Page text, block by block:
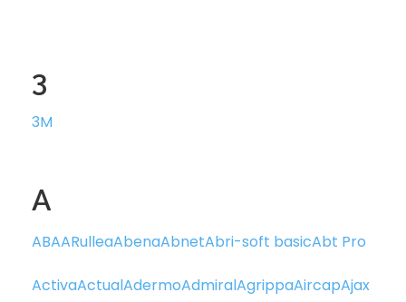
3
3M
A
ABAARulleaAbenaAbnetAbri-soft basicAbt Pro
ActivaActualAdermoAdmiralAgrippaAircapAjax